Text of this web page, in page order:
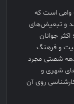
وامی است که
و تبعیض‌های
جوانان
و فرهنگ
دهه شصتی مجرد
شهری و
روی آن